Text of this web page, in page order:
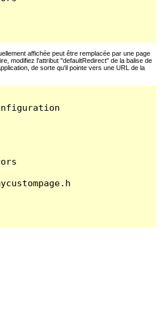
affichée peut être remplacée par une page
modifiez l'attribut "defaultRedirect" de la balise de
de sorte qu'il pointe vers une URL de la